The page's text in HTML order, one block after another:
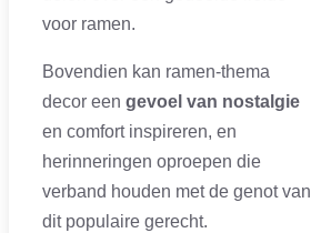
voor ramen.
Bovendien kan ramen-thema
decor een gevoel van nostalgie
en comfort inspireren, en
herinneringen oproepen die
verband houden met de genot van
dit populaire gerecht.